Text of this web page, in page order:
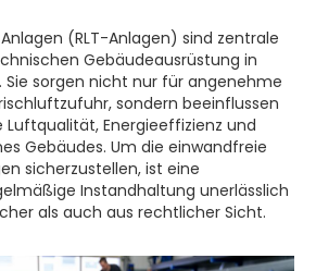
(RLT-Anlagen) sind zentrale
Gebäudeausrüstung in
sorgen nicht nur für angenehme
sondern beeinflussen
Energieeffizienz und
Gebäudes. Um die einwandfreie
sicherzustellen, ist eine
Instandhaltung unerlässlich
als auch aus rechtlicher Sicht.